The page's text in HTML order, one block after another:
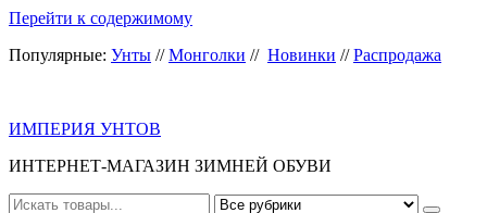
Перейти к содержимому
Популярные: Унты //Монголки // Новинки //Распродажа
ИМПЕРИЯ УНТОВ
ИНТЕРНЕТ-МАГАЗИН ЗИМНЕЙ ОБУВИ